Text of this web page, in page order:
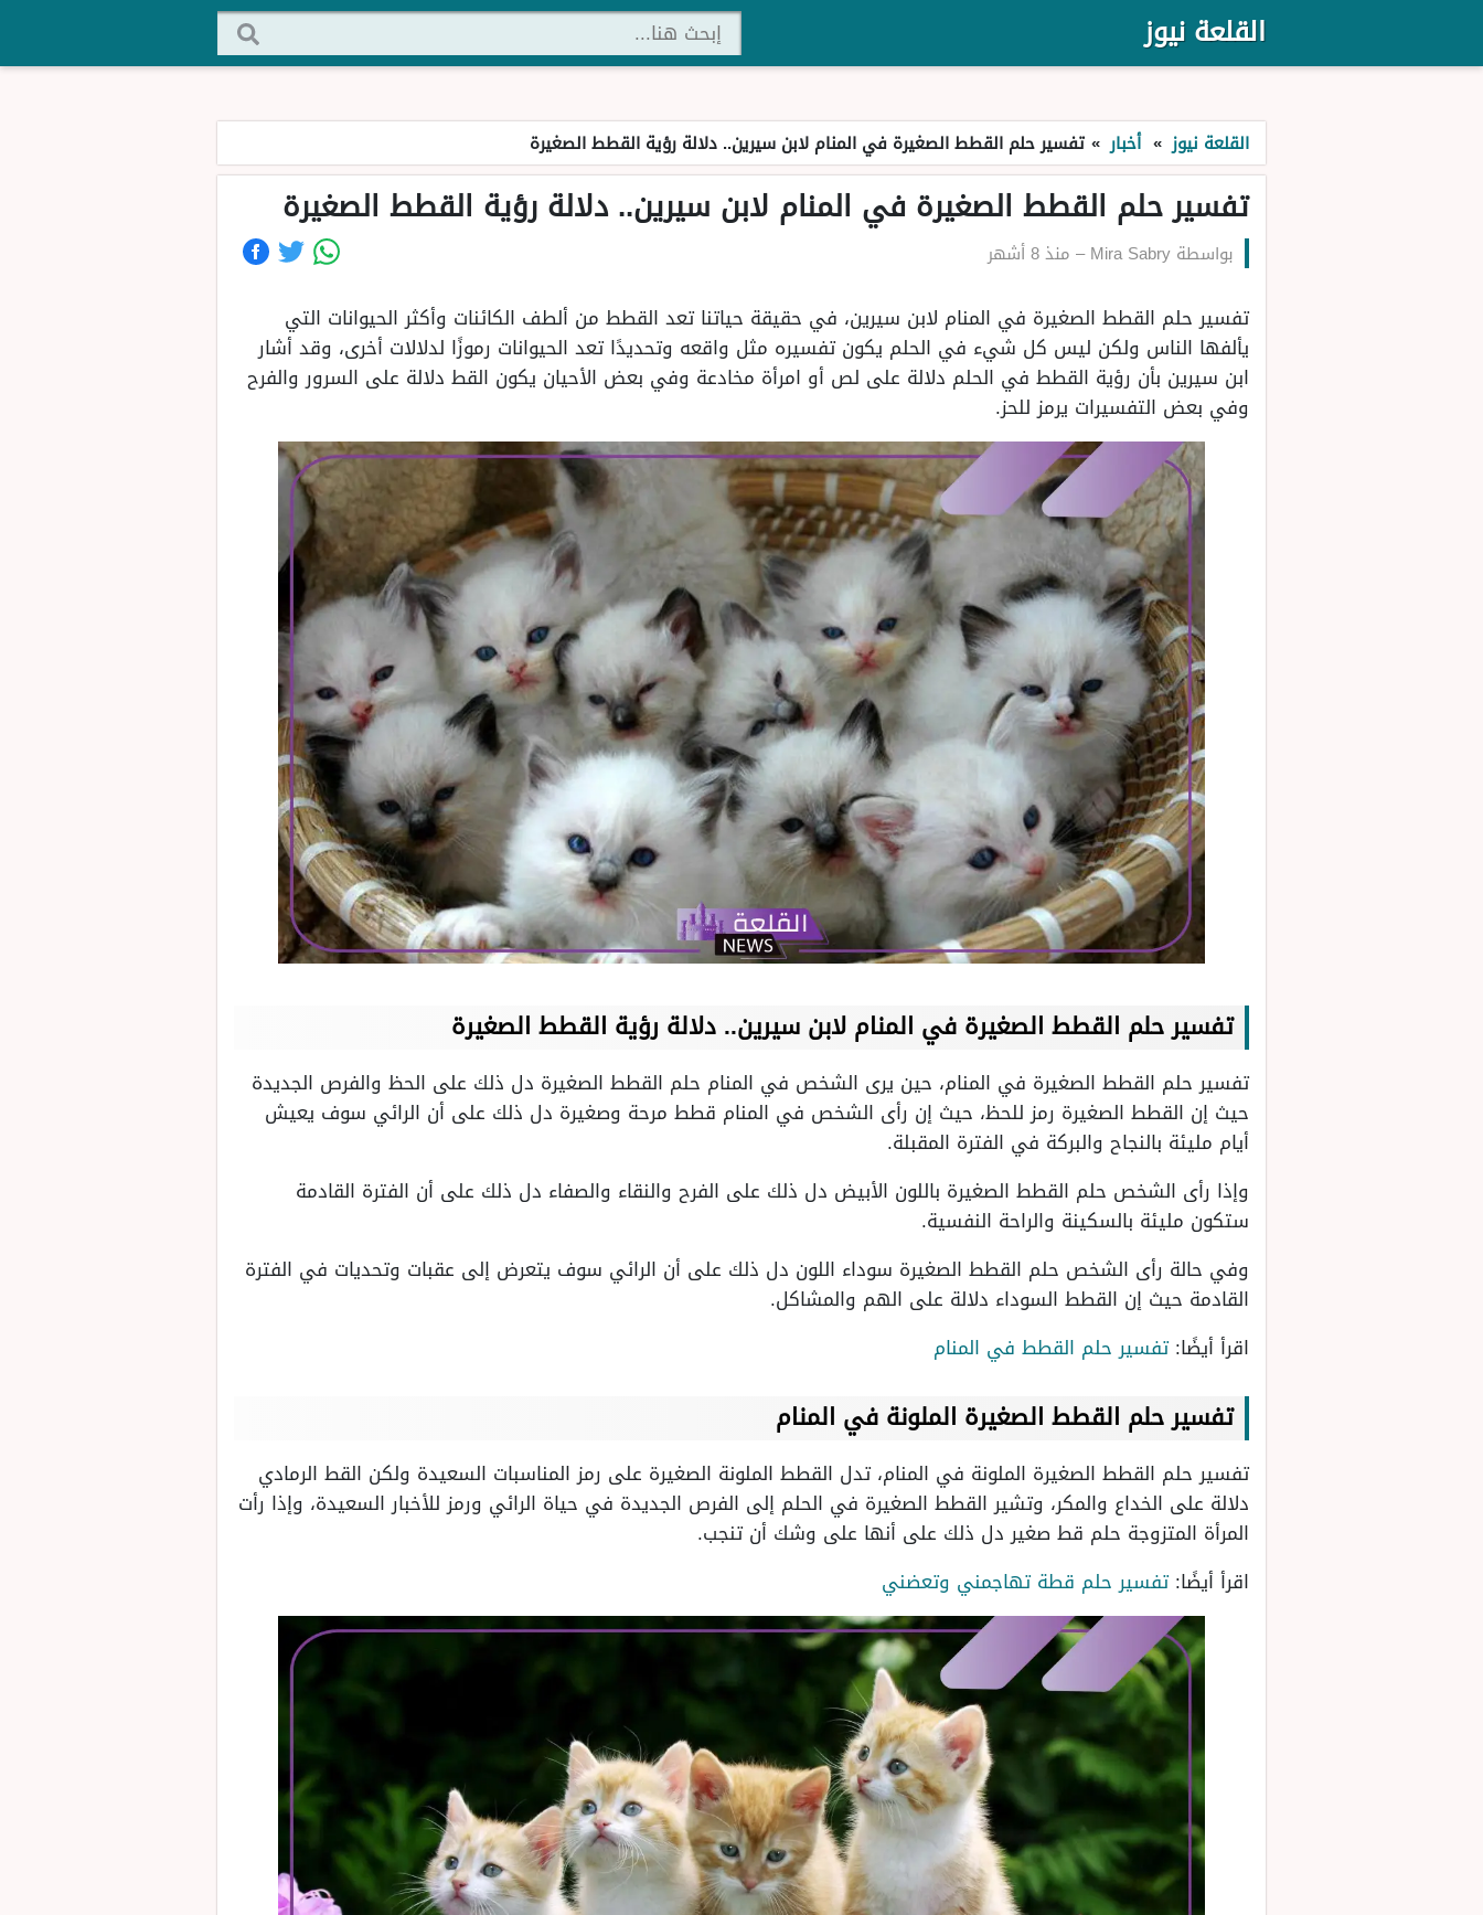
القلعة نيوز
القلعة نيوز » أخبار » تفسير حلم القطط الصغيرة في المنام لابن سيرين.. دلالة رؤية القطط الصغيرة
تفسير حلم القطط الصغيرة في المنام لابن سيرين.. دلالة رؤية القطط الصغيرة
بواسطة Mira Sabry
– منذ 8 أشهر
تفسير حلم القطط الصغيرة في المنام لابن سيرين، في حقيقة حياتنا تعد القطط من ألطف الكائنات وأكثر الحيوانات التي
يألفها الناس ولكن ليس كل شيء في الحلم يكون تفسيره مثل واقعه وتحديدًا تعد الحيوانات رموزًا لدلالات أخرى، وقد أشار
ابن سيرين بأن رؤية القطط في الحلم دلالة على لص أو امرأة مخادعة وفي بعض الأحيان يكون القط دلالة على السرور والفرح
وفي بعض التفسيرات يرمز للحز.
تفسير حلم القطط الصغيرة في المنام لابن سيرين.. دلالة رؤية القطط الصغيرة
تفسير حلم القطط الصغيرة في المنام، حين يرى الشخص في المنام حلم القطط الصغيرة دل ذلك على الحظ والفرص الجديدة
حيث إن القطط الصغيرة رمز للحظ، حيث إن رأى الشخص في المنام قطط مرحة وصغيرة دل ذلك على أن الرائي سوف يعيش
أيام مليئة بالنجاح والبركة في الفترة المقبلة.
وإذا رأى الشخص حلم القطط الصغيرة باللون الأبيض دل ذلك على الفرح والنقاء والصفاء دل ذلك على أن الفترة القادمة
ستكون مليئة بالسكينة والراحة النفسية.
وفي حالة رأى الشخص حلم القطط الصغيرة سوداء اللون دل ذلك على أن الرائي سوف يتعرض إلى عقبات وتحديات في الفترة
القادمة حيث إن القطط السوداء دلالة على الهم والمشاكل.
اقرأ أيضًا:تفسير حلم القطط في المنام
تفسير حلم القطط الصغيرة الملونة في المنام
تفسير حلم القطط الصغيرة الملونة في المنام، تدل القطط الملونة الصغيرة على رمز المناسبات السعيدة ولكن القط الرمادي
دلالة على الخداع والمكر، وتشير القطط الصغيرة في الحلم إلى الفرص الجديدة في حياة الرائي ورمز للأخبار السعيدة، وإذا رأت
المرأة المتزوجة حلم قط صغير دل ذلك على أنها على وشك أن تنجب.
اقرأ أيضًا:تفسير حلم قطة تهاجمني وتعضني